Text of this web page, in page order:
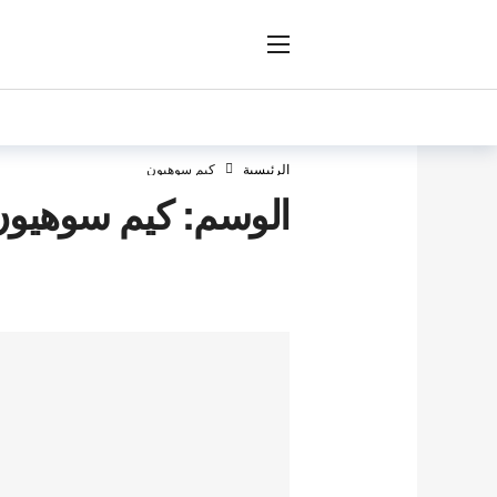
الرئيسية كيم سوهيون
الوسم:كيم